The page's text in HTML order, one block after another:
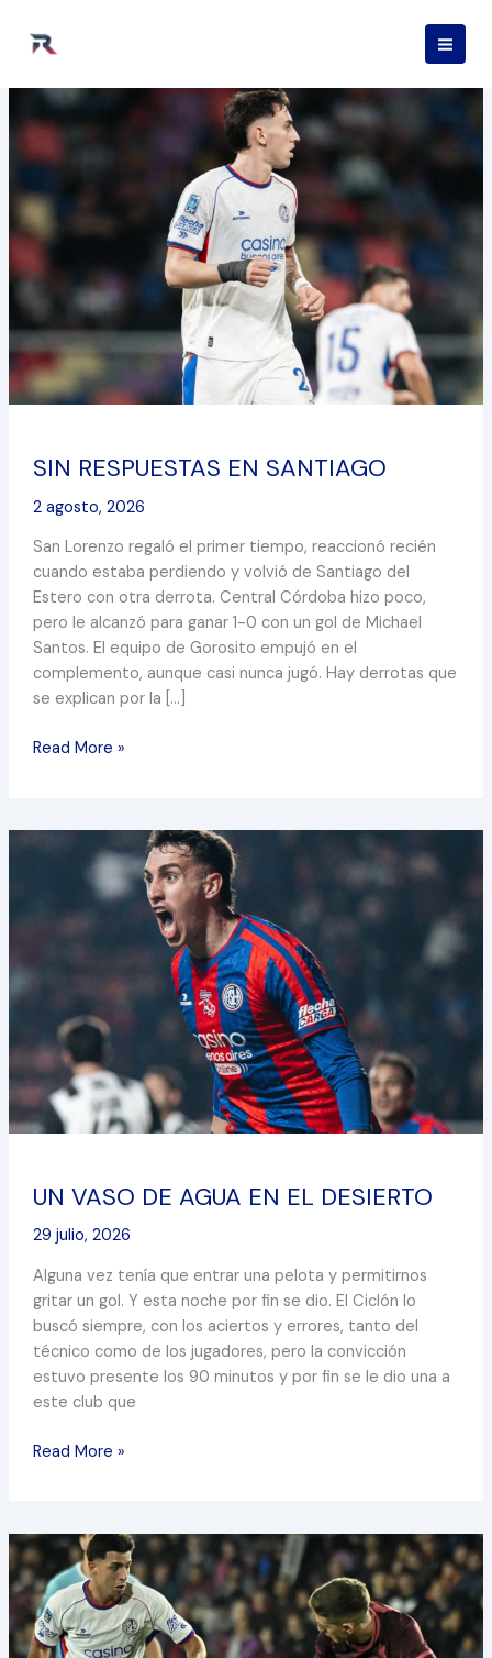
contenido
SIN RESPUESTAS EN SANTIAGO
2 agosto, 2026
San Lorenzo regaló el primer tiempo, reaccionó recién
cuando estaba perdiendo y volvió de Santiago del
Estero con otra derrota. Central Córdoba hizo poco,
pero le alcanzó para ganar 1-0 con un gol de Michael
Santos. El equipo de Gorosito empujó en el
complemento, aunque casi nunca jugó. Hay derrotas que
se explican por la […]
SIN
RESPUESTAS
EN
Read More »
UN VASO DE AGUA EN EL DESIERTO
29 julio, 2026
Alguna vez tenía que entrar una pelota y permitirnos
gritar un gol. Y esta noche por fin se dio. El Ciclón lo
buscó siempre, con los aciertos y errores, tanto del
técnico como de los jugadores, pero la convicción
estuvo presente los 90 minutos y por fin se le dio una a
este club que
UN
AGUA
EL
DESIERTO
Read More »
NI
EL
TIRO
DEL
FINAL